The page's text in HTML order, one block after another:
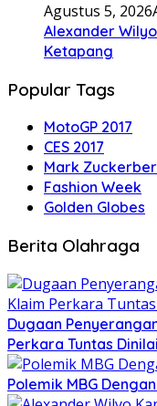
Agustus 5, 2026
Alexander
Ketapang
Popular Tags
MotoGP 2017
CES 2017
Mark
Fashion Week
Golden Globes
Berita Olahraga
Dugaan
Perkara Tuntas
Polemik MBG